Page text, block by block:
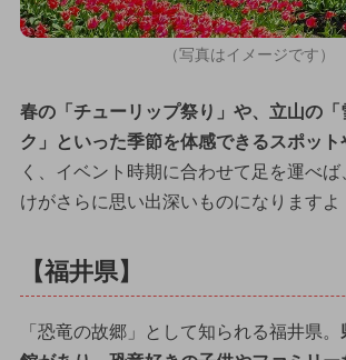
（写真はイメージです）
春の「チューリップ祭り」や、立山の
ク」といった季節を体感できるスポット
く、イベント時期に合わせて足を運べ
けがさらに思い出深いものになりますよ
【福井県】
「恐竜の故郷」として知られる福井県。